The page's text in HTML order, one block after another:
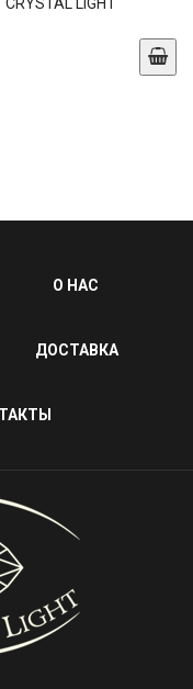
О НАС
ДОСТАВКА